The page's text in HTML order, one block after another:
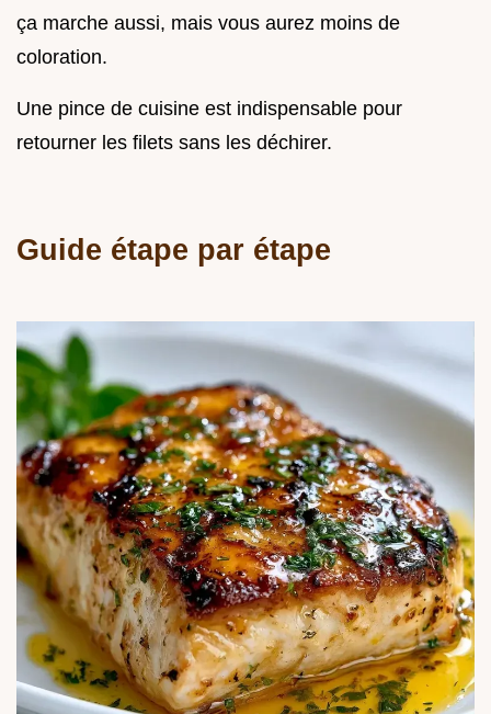
ça marche aussi, mais vous aurez moins de
coloration.
Une pince de cuisine est indispensable pour
retourner les filets sans les déchirer.
Guide étape par étape